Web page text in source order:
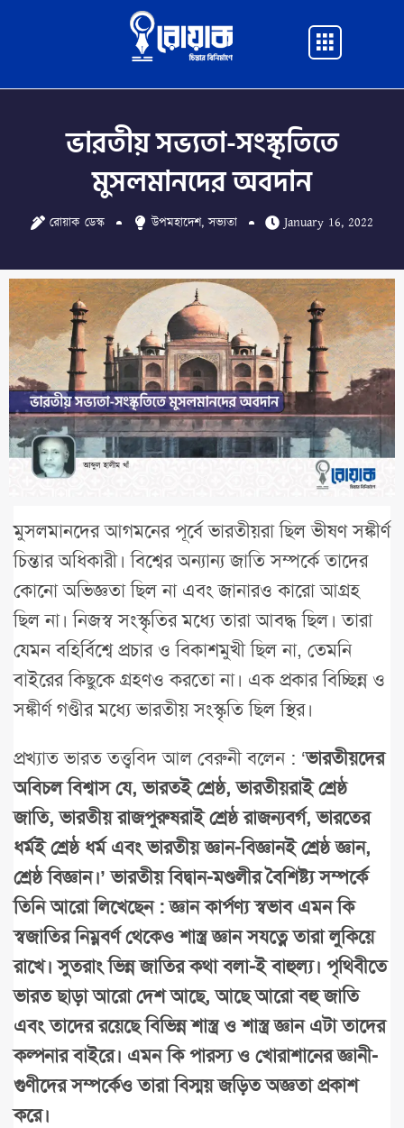
Main
ভারতীয় সভ্যতা-সংস্কৃতিতে
মুসলমানদের অবদান
রোয়াক ডেস্ক উপমহাদেশ,সভ্যতা January 16, 2022
মুসলমানদের আগমনের পূর্বে ভারতীয়রা ছিল ভীষণ সঙ্কীর্ণ
চিন্তার অধিকারী। বিশ্বের অন্যান্য জাতি সম্পর্কে তাদের
কোনো অভিজ্ঞতা ছিল না এবং জানারও কারো আগ্রহ
ছিল না। নিজস্ব সংস্কৃতির মধ্যে তারা আবদ্ধ ছিল। তারা
যেমন বহির্বিশ্বে প্রচার ও বিকাশমুখী ছিল না, তেমনি
বাইরের কিছুকে গ্রহণও করতো না। এক প্রকার বিচ্ছিন্ন ও
সঙ্কীর্ণ গণ্ডীর মধ্যে ভারতীয় সংস্কৃতি ছিল স্থির।
প্রখ্যাত ভারত তত্ত্ববিদ আল বেরুনী বলেন : ‘ভারতীয়দের
অবিচল বিশ্বাস যে, ভারতই শ্রেষ্ঠ, ভারতীয়রাই শ্রেষ্ঠ
জাতি, ভারতীয় রাজপুরুষরাই শ্রেষ্ঠ রাজন্যবর্গ, ভারতের
ধর্মই শ্রেষ্ঠ ধর্ম এবং ভারতীয় জ্ঞান-বিজ্ঞানই শ্রেষ্ঠ জ্ঞান,
শ্রেষ্ঠ বিজ্ঞান।’ ভারতীয় বিদ্বান-মণ্ডলীর বৈশিষ্ট্য সম্পর্কে
তিনি আরো লিখেছেন : জ্ঞান কার্পণ্য স্বভাব এমন কি
স্বজাতির নিম্নবর্ণ থেকেও শাস্ত্র জ্ঞান সযত্নে তারা লুকিয়ে
রাখে। সুতরাং ভিন্ন জাতির কথা বলা-ই বাহুল্য। পৃথিবীতে
ভারত ছাড়া আরো দেশ আছে, আছে আরো বহু জাতি
এবং তাদের রয়েছে বিভিন্ন শাস্ত্র ও শাস্ত্র জ্ঞান এটা তাদের
কল্পনার বাইরে। এমন কি পারস্য ও খোরাশানের জ্ঞানী-
গুণীদের সম্পর্কেও তারা বিস্ময় জড়িত অজ্ঞতা প্রকাশ
করে।